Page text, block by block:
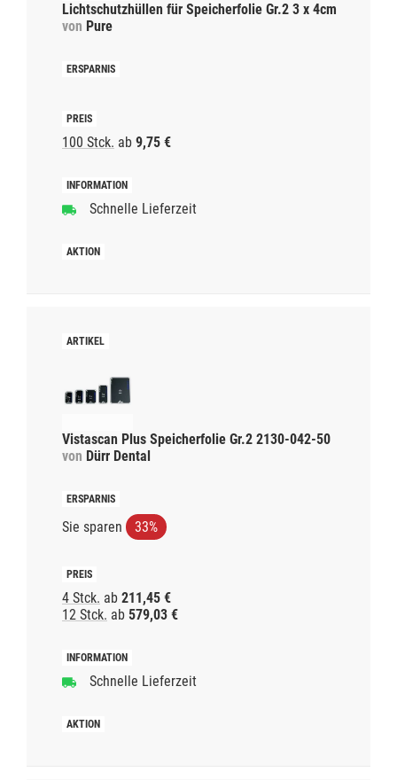
Lichtschutzhüllen für Speicherfolie Gr.2 3 x 4cm
von Pure
100 Stck. ab 9,75 €
Schnelle Lieferzeit
Vistascan Plus Speicherfolie Gr.2 2130-042-50
von Dürr Dental
Sie sparen 33%
4 Stck. ab 211,45 €
12 Stck. ab 579,03 €
Schnelle Lieferzeit